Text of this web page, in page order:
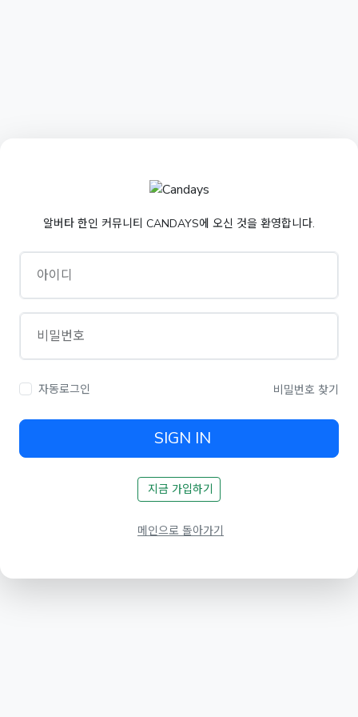
알버타 한인 커뮤니티 CANDAYS에 오신 것을 환영합니다.
아이디
비밀번호
자동로그인 비밀번호 찾기
SIGN IN
지금 가입하기
메인으로 돌아가기